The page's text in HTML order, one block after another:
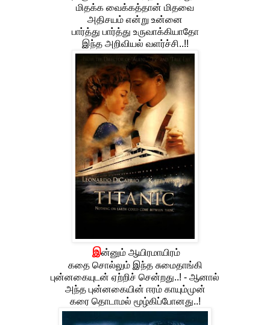
மிதக்க வைக்கத்தான் மிதவை
அதிசயம் என்று உன்னை
பார்த்து பார்த்து உருவாக்கியாதோ
இந்த அறிவியல் வளர்ச்சி..!!
இன்னும் ஆயிரமாயிரம்
கதை சொல்லும் இந்த சுமைதாங்கி
புன்னகையுடன் ஏற்றிச் சென்றது..! - ஆனால்
அந்த புன்னகையின் ஈரம் காயும்முன்
கரை தொடாமல் மூழ்கிப்போனது..!